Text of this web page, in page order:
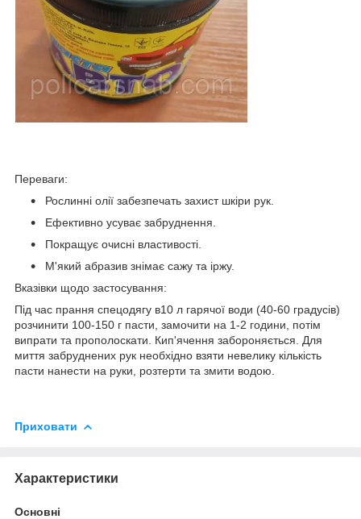
Переваги:
Рослинні олії забезпечать захист шкіри рук.
Ефективно усуває забруднення.
Покращує очисні властивості.
М'який абразив знімає сажу та іржу.
Вказівки щодо застосування:
Під час прання спецодягу в10 л гарячої води (40-60 градусів)
розчинити 100-150 г пасти, замочити на 1-2 години, потім
випрати та прополоскати. Кип'ячення забороняється. Для
миття забруднених рук необхідно взяти невелику кількість
пасти нанести на руки, розтерти та змити водою.
Приховати
Характеристики
Основні